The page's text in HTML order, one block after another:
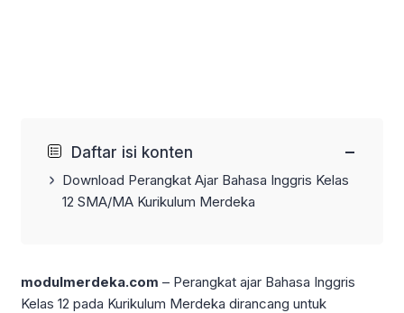
Daftar isi konten −
Download Perangkat Ajar Bahasa Inggris Kelas
12 SMA/MA Kurikulum Merdeka
modulmerdeka.com – Perangkat ajar Bahasa Inggris
Kelas 12 pada Kurikulum Merdeka dirancang untuk